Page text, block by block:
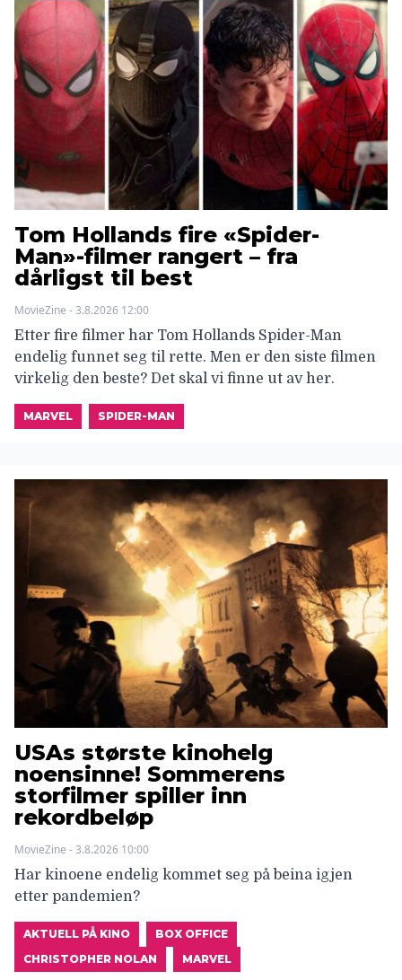
Tom Hollands fire «Spider-
Man»-filmer rangert – fra
dårligst til best
MovieZine - 3.8.2026 12:00
Etter fire filmer har Tom Hollands Spider-Man
endelig funnet seg til rette. Men er den siste filmen
virkelig den beste? Det skal vi finne ut av her.
MARVEL SPIDER-MAN
USAs største kinohelg
noensinne! Sommerens
storfilmer spiller inn
rekordbeløp
MovieZine - 3.8.2026 10:00
Har kinoene endelig kommet seg på beina igjen
etter pandemien?
AKTUELL PÅ KINO
BOX OFFICE
CHRISTOPHER NOLAN
MARVEL